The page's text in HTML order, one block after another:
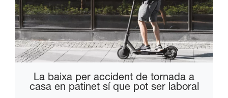
La baixa per accident de tornada a
casa en patinet sí que pot ser laboral